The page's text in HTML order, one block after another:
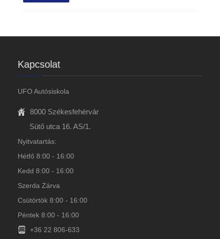
Kapcsolat
UFO Autósiskola
8000 Székesfehérvár
Sütő utca 16. AS/1.
Nyitvatartás:
Hétfő 8:00 - 16:00
Kedd 8:00 - 16:00
Szerda Zárva
Csütörtök 8:00 - 16:00
Péntek 8:00 - 16:00
+36 22 806-633